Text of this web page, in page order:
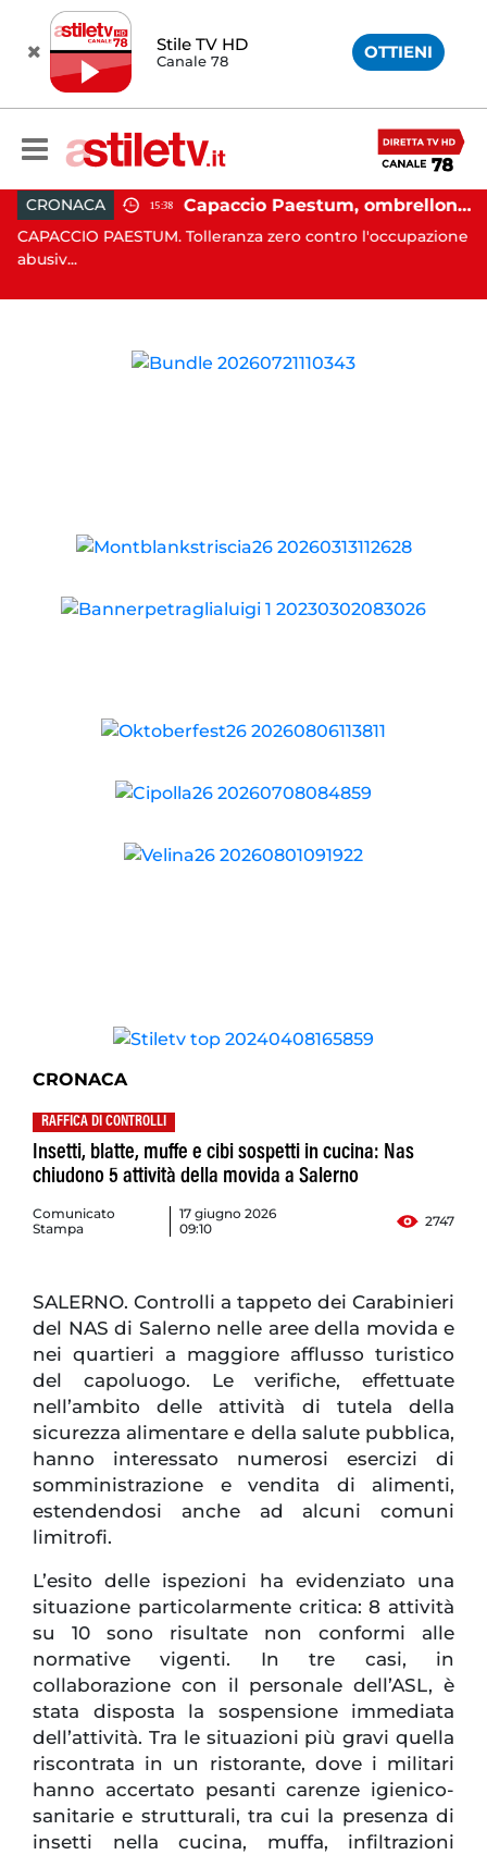
Stile TV HD
Canale 78 OTTIENI
CRONACA 15:38 Capaccio Paestum, ombrellone selvaggio: blitz della Municipale, sgomberate tutte le spiagge libere
CAPACCIO PAESTUM. Tolleranza zero contro l'occupazione
abusiv...
CRONACA
RAFFICA DI CONTROLLI
Insetti, blatte, muffe e cibi sospetti in cucina: Nas
chiudono 5 attività della movida a Salerno
Comunicato
Stampa
17 giugno 2026
09:10
2747
SALERNO. Controlli a tappeto dei Carabinieri
del NAS di Salerno nelle aree della movida e
nei quartieri a maggiore afflusso turistico
del capoluogo. Le verifiche, effettuate
nell’ambito delle attività di tutela della
sicurezza alimentare e della salute pubblica,
hanno interessato numerosi esercizi di
somministrazione e vendita di alimenti,
estendendosi anche ad alcuni comuni
limitrofi.
L’esito delle ispezioni ha evidenziato una
situazione particolarmente critica: 8 attività
su 10 sono risultate non conformi alle
normative vigenti. In tre casi, in
collaborazione con il personale dell’ASL, è
stata disposta la sospensione immediata
dell’attività. Tra le situazioni più gravi quella
riscontrata in un ristorante, dove i militari
hanno accertato pesanti carenze igienico-
sanitarie e strutturali, tra cui la presenza di
insetti nella cucina, muffa, infiltrazioni